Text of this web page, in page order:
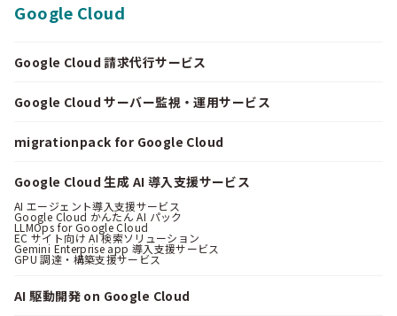
Google Cloud
Google Cloud 請求代行サービス
Google Cloud サーバー監視・運用サービス
migrationpack for Google Cloud
Google Cloud 生成 AI 導入支援サービス
AI エージェント導入支援サービス
Google Cloud かんたん AI パック
LLMOps for Google Cloud
EC サイト向け AI 検索ソリューション
Gemini Enterprise app 導入支援サービス
GPU 調達・構築支援サービス
AI 駆動開発 on Google Cloud